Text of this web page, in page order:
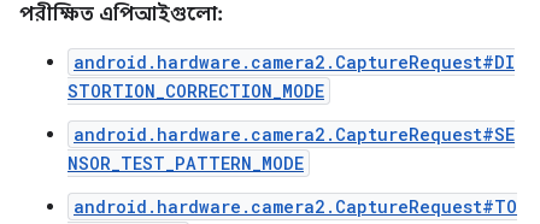
পরীক্ষিত এপিআইগুলো:
android.hardware.camera2.CaptureRequest#DI
STORTION_CORRECTION_MODE
android.hardware.camera2.CaptureRequest#SE
NSOR_TEST_PATTERN_MODE
android.hardware.camera2.CaptureRequest#TO